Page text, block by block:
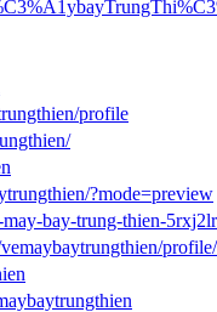
profile
?mode=preview
may-bay-trung-thien-
profile/